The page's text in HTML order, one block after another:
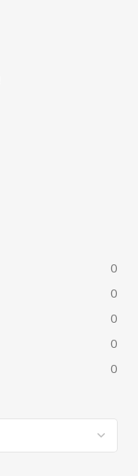
0
0
0
0
0